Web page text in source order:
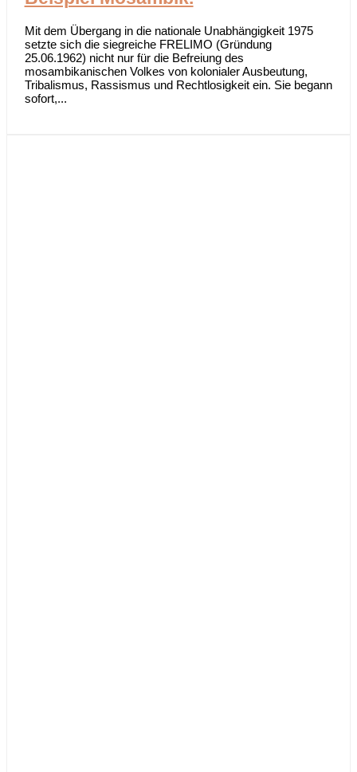
Mit dem Übergang in die nationale Unabhängigkeit 1975
setzte sich die siegreiche FRELIMO (Gründung
25.06.1962) nicht nur für die Befreiung des
mosambikanischen Volkes von kolonialer Ausbeutung,
Tribalismus, Rassismus und Rechtlosigkeit ein. Sie begann
sofort,...